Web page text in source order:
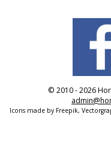
© 2010 - 2026
Icons made by Freepik,